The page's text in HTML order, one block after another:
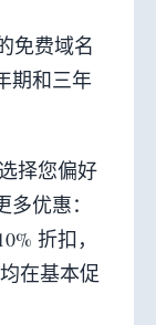
免费域名
期和三年
选择您偏好
优惠：
折扣，
在基本促